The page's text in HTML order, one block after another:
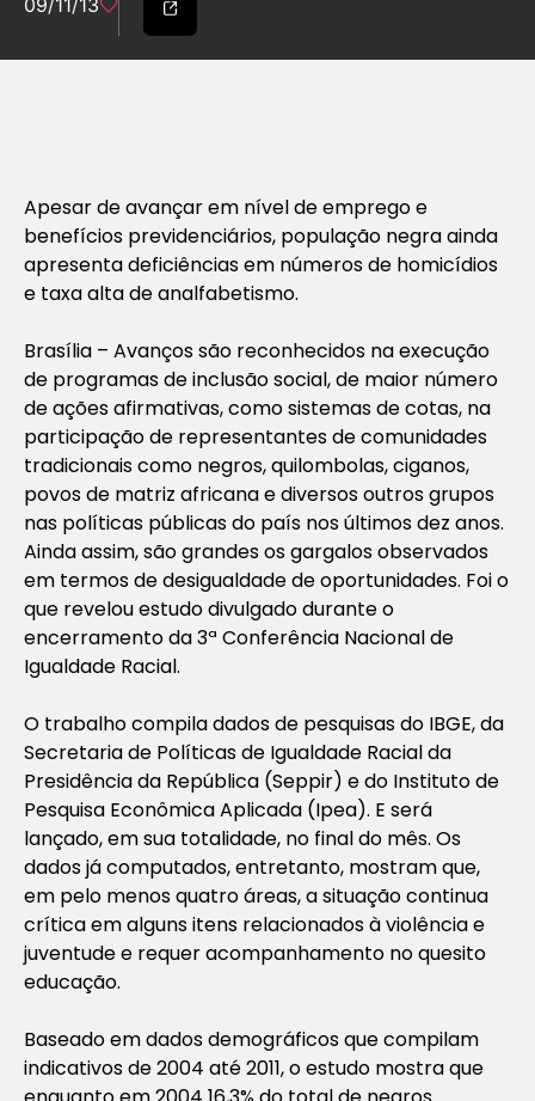
09/11/13
Apesar de avançar em nível de emprego e
benefícios previdenciários, população negra ainda
apresenta deficiências em números de homicídios
e taxa alta de analfabetismo.
Brasília – Avanços são reconhecidos na execução
de programas de inclusão social, de maior número
de ações afirmativas, como sistemas de cotas, na
participação de representantes de comunidades
tradicionais como negros, quilombolas, ciganos,
povos de matriz africana e diversos outros grupos
nas políticas públicas do país nos últimos dez anos.
Ainda assim, são grandes os gargalos observados
em termos de desigualdade de oportunidades. Foi o
que revelou estudo divulgado durante o
encerramento da 3ª Conferência Nacional de
Igualdade Racial.
O trabalho compila dados de pesquisas do IBGE, da
Secretaria de Políticas de Igualdade Racial da
Presidência da República (Seppir) e do Instituto de
Pesquisa Econômica Aplicada (Ipea). E será
lançado, em sua totalidade, no final do mês. Os
dados já computados, entretanto, mostram que,
em pelo menos quatro áreas, a situação continua
crítica em alguns itens relacionados à violência e
juventude e requer acompanhamento no quesito
educação.
Baseado em dados demográficos que compilam
indicativos de 2004 até 2011, o estudo mostra que